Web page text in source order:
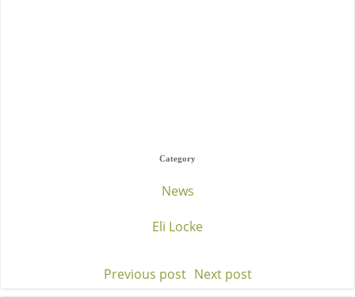
Category
News
Eli Locke
Post
Previous post Post
Next post